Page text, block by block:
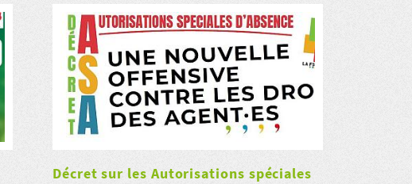
Décret sur les Autorisations spéciales